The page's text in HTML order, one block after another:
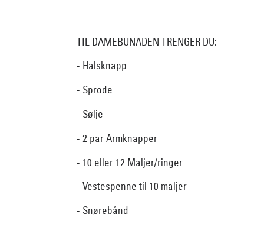
TIL DAMEBUNADEN TRENGER DU:
- Halsknapp
- Sprode
- Sølje
- 2 par Armknapper
- 10 eller 12 Maljer/ringer
- Vestespenne til 10 maljer
- Snørebånd